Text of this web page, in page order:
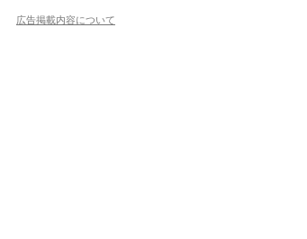
広告掲載内容について